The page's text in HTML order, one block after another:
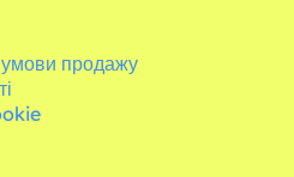
продажу